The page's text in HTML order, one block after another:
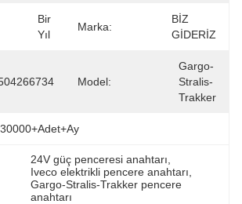
Bir
Yıl
Marka:
BİZ
GİDERİZ
Model:
Gargo-
Stralis-
Trakker
30000+Adet+Ay
24V güç penceresi anahtarı
Iveco elektrikli pencere anahtarı
Gargo-Stralis-Trakker pencere
anahtarı